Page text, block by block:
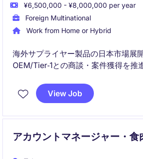
¥6,500,000 - ¥8,000,000 per year
Foreign Multinational
Work from Home or Hybrid
海外サプライヤー製品の日本市場展
OEM/Tier‑1との商談・案件獲得を推
広く関与し、成長フェーズにある組
を担えます。
View Job
アカウントマネージャー・食